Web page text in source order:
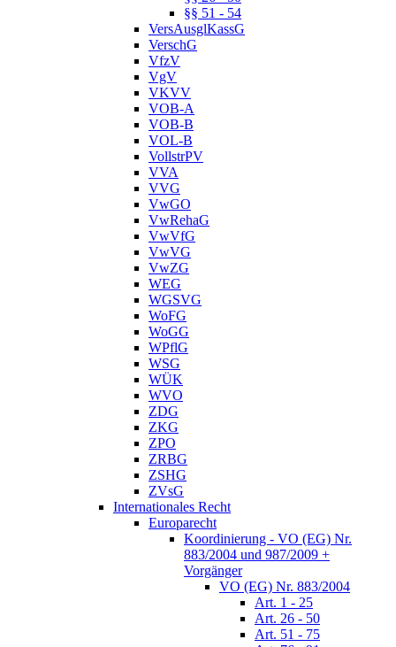
§§ 51 - 54
VersAusglKassG
VerschG
VfzV
VgV
VKVV
VOB-A
VOB-B
VOL-B
VollstrPV
VVA
VVG
VwGO
VwRehaG
VwVfG
VwVG
VwZG
WEG
WGSVG
WoFG
WoGG
WPflG
WSG
WÜK
WVO
ZDG
ZKG
ZPO
ZRBG
ZSHG
ZVsG
Internationales Recht
Europarecht
Koordinierung - VO (EG) Nr.
883/2004 und 987/2009 +
Vorgänger
VO (EG) Nr. 883/2004
Art. 1 - 25
Art. 26 - 50
Art. 51 - 75